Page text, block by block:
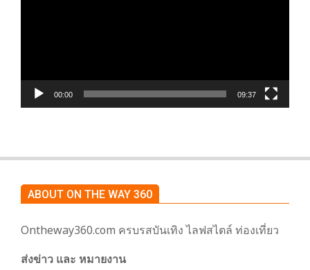
00:00 09:37
ABOUT ON THE WAY 360
Ontheway360.com ครบรสบันเทิง ไลฟสไตล์ ท่องเที่ยว
ส่งข่าว และ หมายงาน